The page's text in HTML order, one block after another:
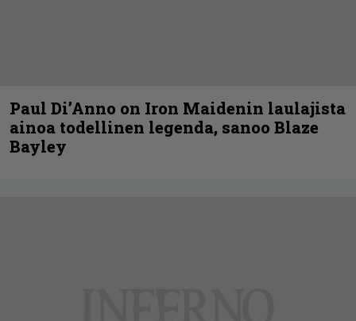
Paul Di’Anno on Iron Maidenin laulajista
ainoa todellinen legenda, sanoo Blaze
Bayley